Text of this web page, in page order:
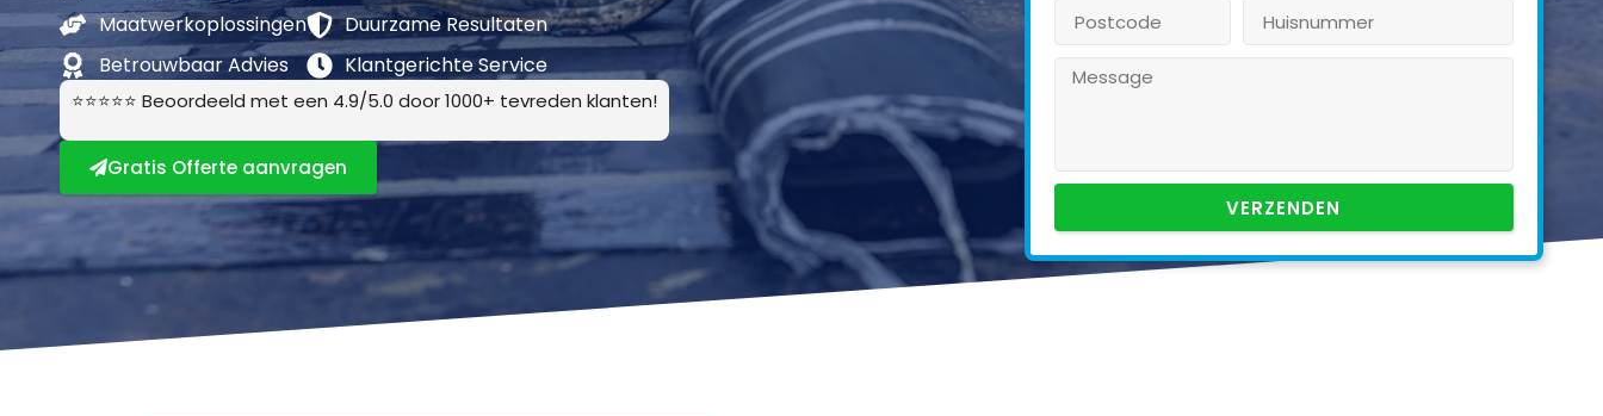
Maatwerkoplossingen
Betrouwbaar Advies
Duurzame Resultaten
Klantgerichte Service
⭐⭐⭐⭐⭐ Beoordeeld met een 4.9/5.0 door 1000+ tevreden klanten!
Gratis Offerte aanvragen
VERZENDEN